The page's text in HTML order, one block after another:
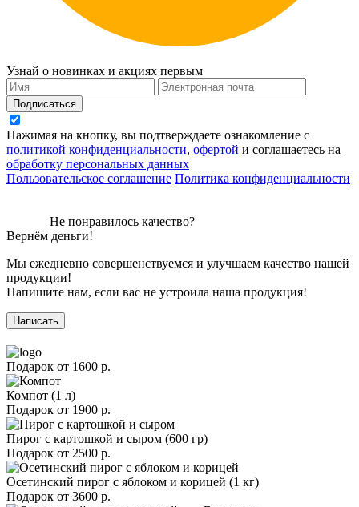
Узнай о новинках и акциях первым
Подписаться
Нажимая на кнопку, вы подтверждаете ознакомление с
политикой конфиденциальности, офертой и соглашаетесь на
обработку персональных данных
Пользовательское соглашение Политика конфиденциальности
Не понравилось качество?
Вернём деньги!
Мы ежедневно совершенствуемся и улучшаем качество нашей
продукции!
Напишите нам, если вас не устроила наша продукция!
Написать
Подарок от 1600 р.
Компот (1 л)
Подарок от 1900 р.
Пирог с картошкой и сыром (600 гр)
Подарок от 2500 р.
Осетинский пирог с яблоком и корицей (1 кг)
Подарок от 3600 р.